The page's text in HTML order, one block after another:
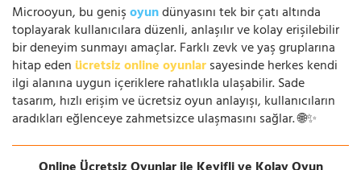
Microoyun, bu genişoyundünyasını tek bir çatı altında
toplayarak kullanıcılara düzenli, anlaşılır ve kolay erişilebilir
bir deneyim sunmayı amaçlar. Farklı zevk ve yaş gruplarına
hitap eden ücretsiz online oyunlarsayesinde herkes kendi
ilgi alanına uygun içeriklere rahatlıkla ulaşabilir. Sade
tasarım, hızlı erişim ve ücretsiz oyun anlayışı, kullanıcıların
aradıkları eğlenceye zahmetsizce ulaşmasını sağlar. 🌐✨